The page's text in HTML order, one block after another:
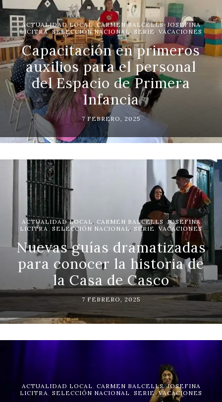
ACTUALIDAD LOCAL,CARMEN BALCELLS,JOSEFINA
LICITRA,SELECCIÓN NACIONAL SERIE VACACIONES
Capacitación en primeros
auxilios para el personal
del Espacio de Primera
Infancia
7 FEBRERO, 2025
ACTUALIDAD LOCAL CARMEN BALCELLS ,JOSEFINA
LICITRA
SELECCIÓN NACIONAL SERIE VACACIONES
Nuevas guías dramatizadas
para conocer la historia de
la Casa de Casco
7 FEBRERO, 2025
ACTUALIDAD LOCAL CARMEN BALCELLS,JOSEFINA
LICITRA
SELECCIÓN NACIONAL SERIE,VACACIONES